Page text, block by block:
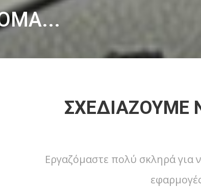
ΣΧΕΔΙΑΖΟΥΜΕ
Εργαζόμαστε πολύ σκληρά για